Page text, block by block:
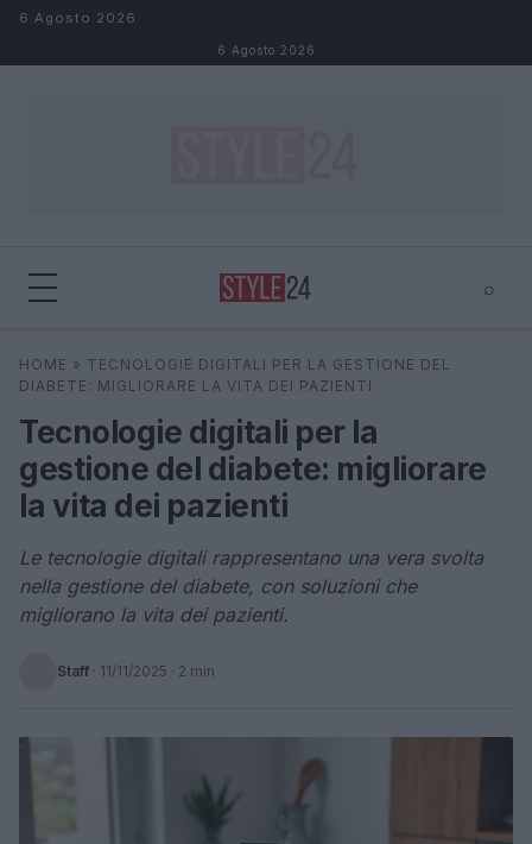
Salta al contenuto
6 Agosto 2026
6 Agosto 2026
⌕
Cerca ⌕
HOME » TECNOLOGIE DIGITALI PER LA GESTIONE DEL
DIABETE: MIGLIORARE LA VITA DEI PAZIENTI
Tecnologie digitali per la
gestione del diabete: migliorare
la vita dei pazienti
Le tecnologie digitali rappresentano una vera svolta
nella gestione del diabete, con soluzioni che
migliorano la vita dei pazienti.
Staff · 11/11/2025 · 2 min